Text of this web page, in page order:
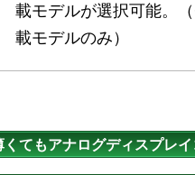
載モデルが選択可能。
載モデルのみ）
くてもアナログディスプレ